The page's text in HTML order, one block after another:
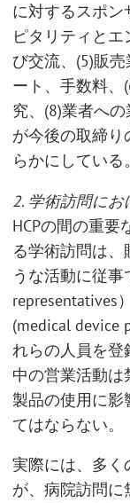
に対するスポン
ピタリティとエ
び交流、(5)販
ート、手数料、
究、(8)業者へ
が今後の取締
らかにしている。
2. 学術訪問に
HCPの間の重
る学術訪問は、
うな活動に従
representatives
(medical device
れらの人員を登
中の営業活動
製品の使用に影
てはならない。
実際には、多く
が、病院訪問